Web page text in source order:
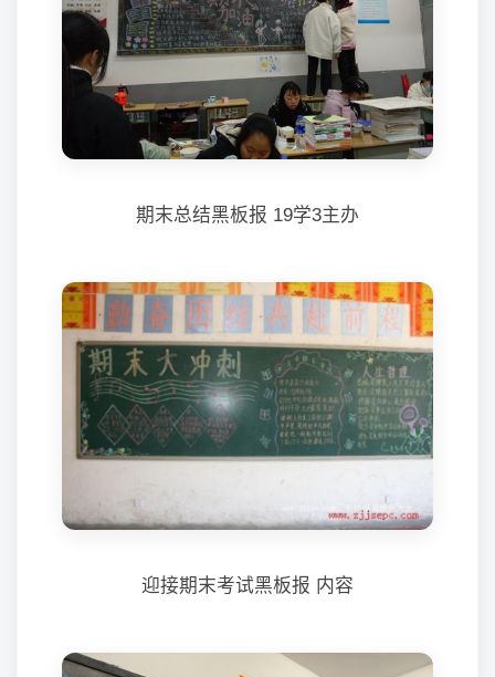
期末总结黑板报 19学3主办
迎接期末考试黑板报 内容